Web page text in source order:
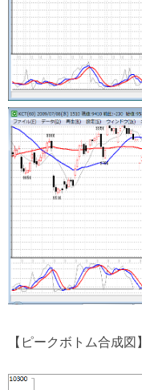
【ピークボトム合成図】